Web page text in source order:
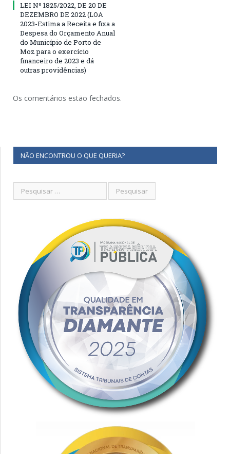
LEI Nº 1825/2022, DE 20 DE
DEZEMBRO DE 2022 (LOA
2023-Estima a Receita e fixa a
Despesa do Orçamento Anual
do Município de Porto de
Moz para o exercício
financeiro de 2023 e dá
outras providências)
Os comentários estão fechados.
NÃO ENCONTROU O QUE QUERIA?